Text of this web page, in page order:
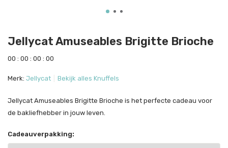
Jellycat Amuseables Brigitte Brioche
00 : 00 : 00 : 00
Merk: Jellycat Bekijk alles Knuffels
Jellycat Amuseables Brigitte Brioche is het perfecte cadeau voor
de bakliefhebber in jouw leven.
Cadeauverpakking: